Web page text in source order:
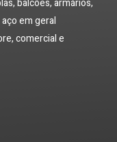
balcões, armários,
em geral
comercial e